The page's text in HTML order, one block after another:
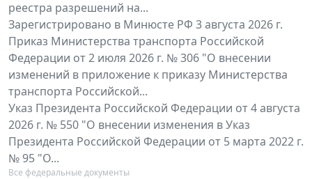
реестра разрешений на...
Зарегистрировано в Минюсте РФ 3 августа 2026 г.
Приказ Министерства транспорта Российской
Федерации от 2 июля 2026 г. № 306 "О внесении
изменений в приложение к приказу Министерства
транспорта Российской...
Указ Президента Российской Федерации от 4 августа
2026 г. № 550 "О внесении изменения в Указ
Президента Российской Федерации от 5 марта 2022 г.
№ 95 "О...
Все федеральные документы